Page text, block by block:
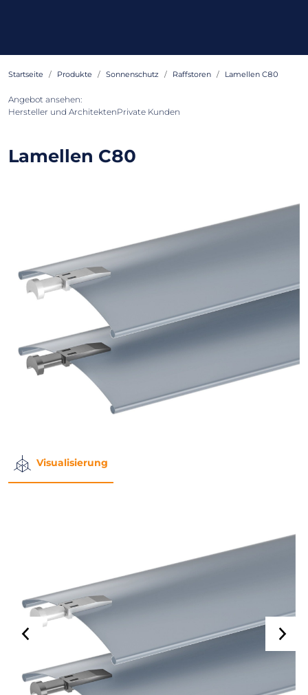
Startseite Produkte Sonnenschutz Raffstoren Lamellen C80
Angebot ansehen:
Hersteller und ArchitektenPrivate Kunden
Lamellen C80
Visualisierung